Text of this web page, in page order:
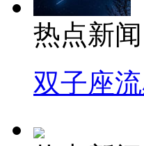
热点新闻
双子座